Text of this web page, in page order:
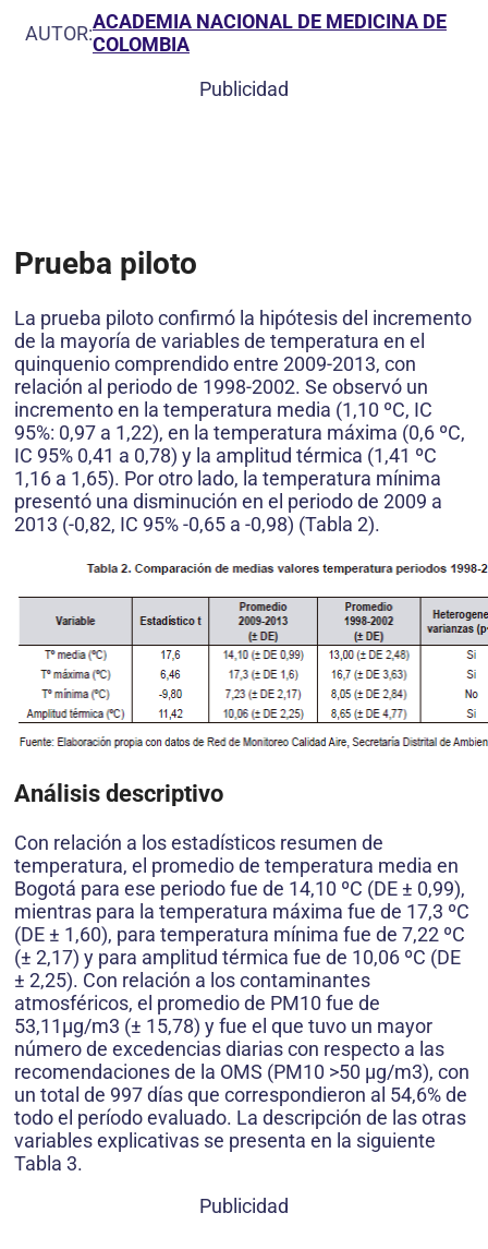
AUTOR:ACADEMIA NACIONAL DE MEDICINA DE
COLOMBIA
Publicidad
Prueba piloto
La prueba piloto confirmó la hipótesis del incre­mento
de la mayoría de variables de temperatura en el
quinquenio comprendido entre 2009-2013, con
relación al periodo de 1998-2002. Se observó un
incremento en la temperatura media (1,10 ºC, IC
95%: 0,97 a 1,22), en la temperatura máxima (0,6 ºC,
IC 95% 0,41 a 0,78) y la amplitud térmica (1,41 ºC
1,16 a 1,65). Por otro lado, la temperatura mínima
presentó una disminución en el periodo de 2009 a
2013 (-0,82, IC 95% -0,65 a -0,98) (Tabla 2).
Análisis descriptivo
Con relación a los estadísticos resumen de
temperatura, el promedio de temperatura media en
Bogotá para ese periodo fue de 14,10 ºC (DE ± 0,99),
mientras para la temperatura máxima fue de 17,3 ºC
(DE ± 1,60), para temperatura mínima fue de 7,22 ºC
(± 2,17) y para amplitud térmica fue de 10,06 ºC (DE
± 2,25). Con relación a los contami­nantes
atmosféricos, el promedio de PM10 fue de
53,11μg/m3 (± 15,78) y fue el que tuvo un mayor
número de excedencias diarias con respecto a las
recomendaciones de la OMS (PM10 >50 μg/m3), con
un total de 997 días que correspondieron al 54,6% de
todo el período evaluado. La descripción de las otras
variables explicativas se presenta en la siguiente
Tabla 3.
Publicidad